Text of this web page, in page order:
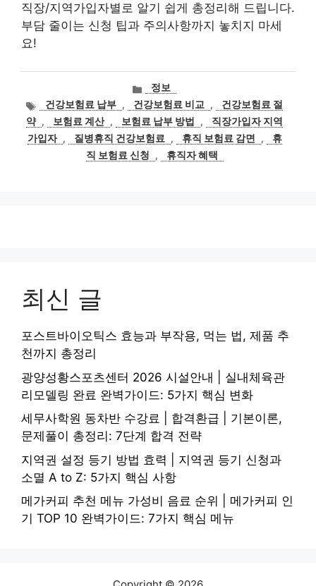
직장/지역가입자별로 알기 쉽게 총정리해 드립니다.
부담 줄이는 신청 팁과 주의사항까지 놓치지 마세
요!
카
테
고
리
정보
태건강보험료 납부 , 건강보험료 비교 ,
건강보험료 절
약 , 보험료 계산 , 보험료 납부 방법 ,
직장가입자 지역
가입자 , 질병휴직 건강보험료 , 휴직 보험료 감면 ,
휴
직 보험료 신청
, 휴직자 혜택
최신 글
포스트바이오틱스 효능과 부작용, 먹는 법, 제품 추
천까지 총정리
광양성황스포츠센터 2026 시설안내 | 실내체육관
리모델링 완료 완벽가이드: 5가지 핵심 변화
세무사학원 동차반 수강료 | 합격환급 | 기본이론,
문제풀이 총정리: 7단계 합격 전략
지역권 설정 등기 방법 효력 | 지역권 등기 신청과
소멸 A to Z: 5가지 핵심 사항
메가커피 추천 메뉴 가성비 음료 순위 | 메가커피 인
기 TOP 10 완벽가이드: 7가지 핵심 메뉴